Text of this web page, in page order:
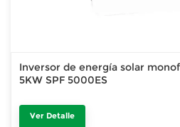
Inversor de energía solar
5KW SPF 5000ES
Ver Detalle